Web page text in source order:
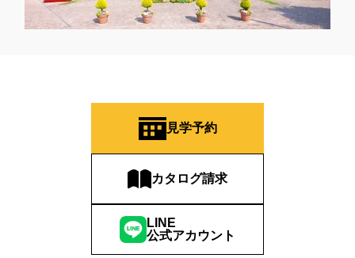
見学予約
カタログ請求
LINE
公式アカウント